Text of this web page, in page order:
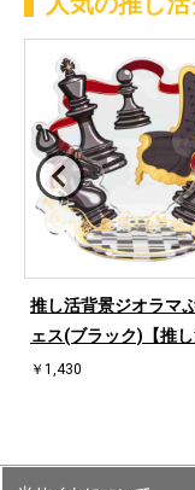
推し活背景ジオラマ
ェス(ブラック)【推し
￥1,430